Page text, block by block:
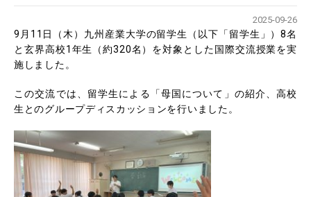
2025-09-26
9月11日（木）九州産業大学の留学生（以下「留学生」）8名
と玄界高校1年生（約320名）を対象とした国際交流授業を実
施しました。
この交流では、留学生による「母国について」の紹介、高校
生とのグループディスカッションを行いました。